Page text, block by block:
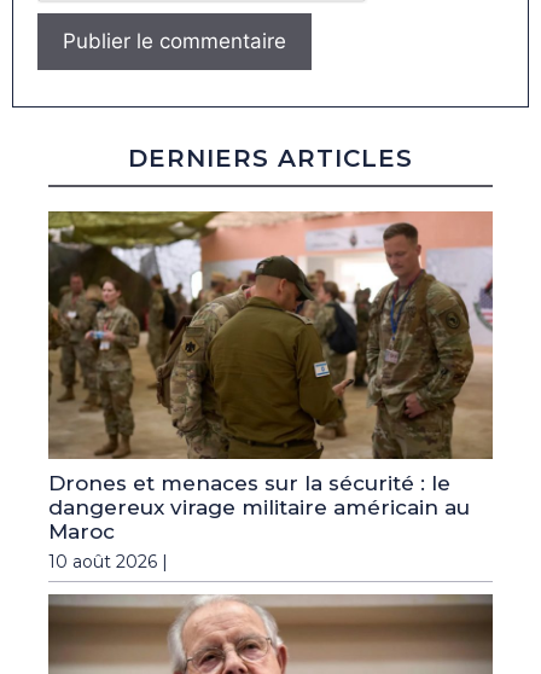
DERNIERS ARTICLES
Drones et menaces sur la sécurité : le
dangereux virage militaire américain au
Maroc
10 août 2026 |